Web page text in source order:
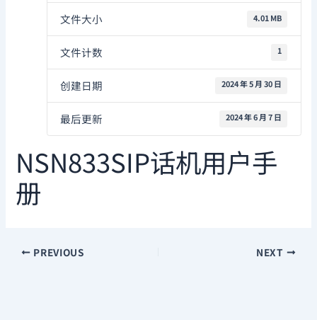
文件大小 4.01 MB
文件计数 1
创建日期 2024 年 5 月 30 日
最后更新 2024 年 6 月 7 日
NSN833SIP话机用户手
册
PREVIOUS NEXT